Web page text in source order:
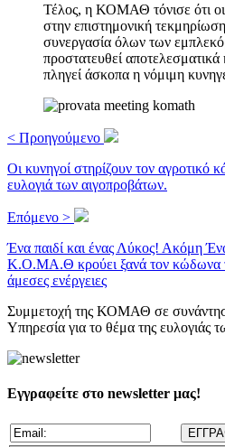
Τέλος, η ΚΟΜΑΘ τόνισε ότι οι
στην επιστημονική
συνεργασία όλων των
προστατευθεί
πληγεί άσκοπα η νόμιμη
< Προηγούμενο
Οι κυνηγοί στηρίζουν τον αγροτικό
ευλογιά των αιγοπροβάτων.
Επόμενο >
Ένα παιδί και ένας Λύκος! Ακόμη
Κ.Ο.ΜΑ.Θ κρούει ξανά τον κώδωνα
άμεσες ενέργειες
Συμμετοχή της ΚΟΜΑΘ σε
Υπηρεσία για το θέμα της ευλογιάς
Εγγραφείτε στο newsletter μας!